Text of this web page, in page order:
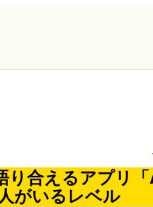
り合えるアプリ
がいるレベル